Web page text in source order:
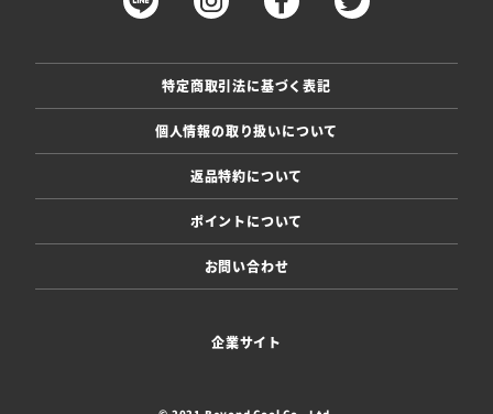
特定商取引法に基づく表記
個人情報の取り扱いについて
返品特約について
ポイントについて
お問い合わせ
企業サイト